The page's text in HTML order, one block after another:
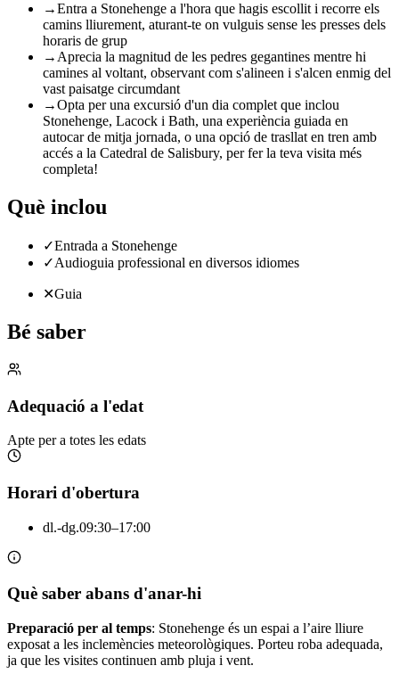
→Entra a Stonehenge a l'hora que hagis escollit i recorre els
camins lliurement, aturant-te on vulguis sense les presses dels
horaris de grup
→ Aprecia la magnitud de les pedres gegantines mentre hi
camines al voltant, observant com s'alineen i s'alcen enmig del
vast paisatge circumdant
→Opta per una excursió d'un dia complet que inclou
Stonehenge, Lacock i Bath, una experiència guiada en
autocar de mitja jornada, o una opció de trasllat en tren amb
accés a la Catedral de Salisbury, per fer la teva visita més
completa!
Què inclou
✓Entrada a Stonehenge
✓Audioguia professional en diversos idiomes
✕Guia
Bé saber
Adequació a l'edat
Apte per a totes les edats
Horari d'obertura
dl.-dg.09:30–17:00
Què saber abans d'anar-hi
Preparació per al temps: Stonehenge és un espai a l’aire lliure
exposat a les inclemències meteorològiques. Porteu roba adequada,
ja que les visites continuen amb pluja i vent.